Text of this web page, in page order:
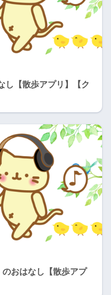
し【散歩アプリ】【ク
のおはなし【散歩アプ